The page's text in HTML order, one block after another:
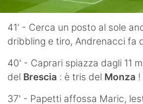
41' - Cerca un posto al sole
dribbling e tiro, Andrenacci fa
40' - Caprari spiazza dagli 11
del Brescia : è tris del Monza !
37' - Papetti affossa Maric,